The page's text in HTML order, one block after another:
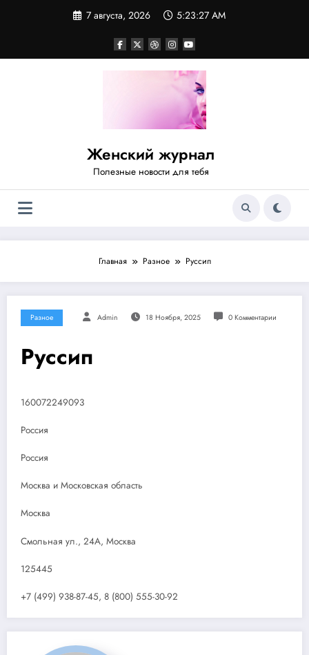
7 августа, 2026 5:23:27 AM
Женский журнал
Полезные новости для тебя
Главная Разное Руссип
Разное Admin 18 Ноября, 2025 0 Комментарии
Руссип
160072249093
Россия
Россия
Москва и Московская область
Москва
Смольная ул., 24А, Москва
125445
+7 (499) 938-87-45, 8 (800) 555-30-92